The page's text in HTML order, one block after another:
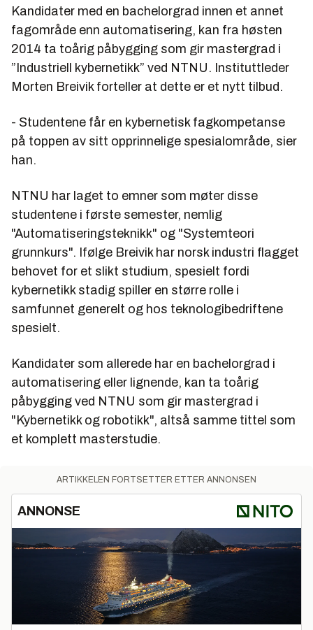
Kandidater med en bachelorgrad innen et annet
fagområde enn automatisering, kan fra høsten
2014 ta toårig påbygging som gir mastergrad i
”Industriell kybernetikk” ved NTNU. Instituttleder
Morten Breivik forteller at dette er et nytt tilbud.
- Studentene får en kybernetisk fagkompetanse
på toppen av sitt opprinnelige spesialområde, sier
han.
NTNU har laget to emner som møter disse
studentene i første semester, nemlig
"Automatiseringsteknikk" og "Systemteori
grunnkurs". Ifølge Breivik har norsk industri flagget
behovet for et slikt studium, spesielt fordi
kybernetikk stadig spiller en større rolle i
samfunnet generelt og hos teknologibedriftene
spesielt.
Kandidater som allerede har en bachelorgrad i
automatisering eller lignende, kan ta toårig
påbygging ved NTNU som gir mastergrad i
"Kybernetikk og robotikk", altså samme tittel som
et komplett masterstudie.
ARTIKKELEN FORTSETTER ETTER ANNONSEN
ANNONSE